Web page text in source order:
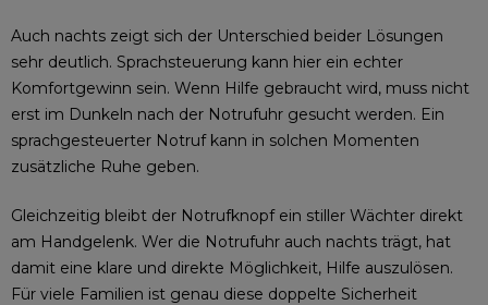
Auch nachts zeigt sich der Unterschied beider Lösungen
sehr deutlich. Sprachsteuerung kann hier ein echter
Komfortgewinn sein. Wenn Hilfe gebraucht wird, muss nicht
erst im Dunkeln nach der Notrufuhr gesucht werden. Ein
sprachgesteuerter Notruf kann in solchen Momenten
zusätzliche Ruhe geben.
Gleichzeitig bleibt der Notrufknopf ein stiller Wächter direkt
am Handgelenk. Wer die Notrufuhr auch nachts trägt, hat
damit eine klare und direkte Möglichkeit, Hilfe auszulösen.
Für viele Familien ist genau diese doppelte Sicherheit